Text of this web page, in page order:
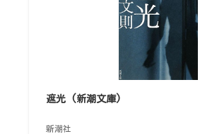
遮光 (新潮文庫)
新潮社